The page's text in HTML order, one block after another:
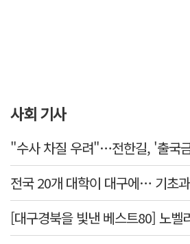
사회 기사
[대구경북을 빛낸 베스트80] 노벨